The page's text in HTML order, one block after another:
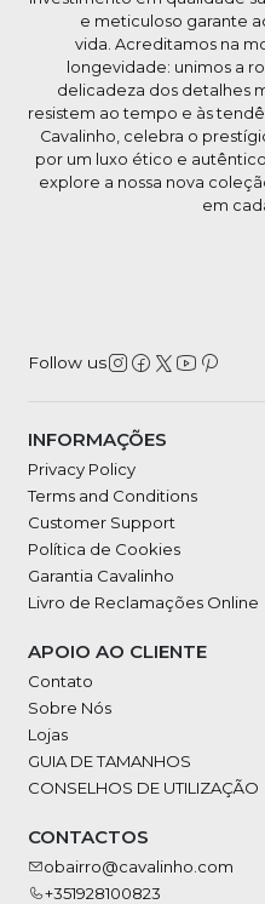
e meticuloso garante
vida. Acreditamos na
longevidade: unimos a
delicadeza dos detalhes
resistem ao tempo e às
Cavalinho, celebra o
por um luxo ético e
explore a nossa nova
em
Follow us
INFORMAÇÕES
Privacy Policy
Terms and Conditions
Customer Support
Política de Cookies
Garantia Cavalinho
Livro de Reclamações Online
APOIO AO CLIENTE
Contato
Sobre Nós
Lojas
GUIA DE TAMANHOS
CONSELHOS DE UTILIZAÇÃO
CONTACTOS
obairro@cavalinho.com
+351928100823